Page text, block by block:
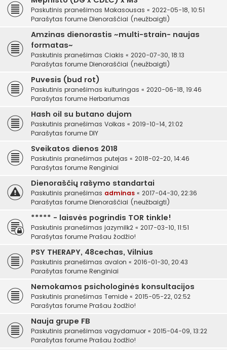
Paskutinis pranešimas Makasousas « 2022-05-18, 10:51
Parašytas forume Dienoraščiai (neužbaigti)
Amzinas dienorastis ~multi-strain- naujas
formatas~
Paskutinis pranešimas Ciakis « 2020-07-30, 18:13
Parašytas forume Dienoraščiai (neužbaigti)
Puvesis (bud rot)
Paskutinis pranešimas kulturingas « 2020-06-18, 19:46
Parašytas forume Herbariumas
Hash oil su butano dujom
Paskutinis pranešimas Volkas « 2019-10-14, 21:02
Parašytas forume DIY
Sveikatos dienos 2018
Paskutinis pranešimas putejas « 2018-02-20, 14:46
Parašytas forume Renginiai
Dienoraščių rašymo standartai
Paskutinis pranešimas adminas « 2017-04-30, 22:36
Parašytas forume Dienoraščiai (neužbaigti)
***** - laisvės pogrindis TOR tinkle!
Paskutinis pranešimas jazymilk2 « 2017-03-10, 11:51
Parašytas forume Prašau žodžio!
PSY THERAPY, 48cechas, Vilnius
Paskutinis pranešimas avalon « 2016-01-30, 20:43
Parašytas forume Renginiai
Nemokamos psichologinės konsultacijos
Paskutinis pranešimas Temidė « 2015-05-22, 02:52
Parašytas forume Prašau žodžio!
Nauja grupe FB
Paskutinis pranešimas vagydarnuor « 2015-04-09, 13:22
Parašytas forume Prašau žodžio!